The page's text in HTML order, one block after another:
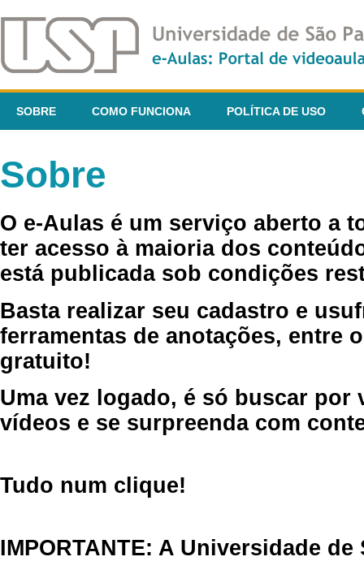
SOBRE COMO FUNCIONA POLÍTICA DE USO
Sobre
O e-Aulas é um serviço aberto a
ter acesso à maioria dos
está publicada sob condições
Basta realizar seu cadastro e
ferramentas de anotações, entre
gratuito!
Uma vez logado, é só buscar por
vídeos e se surpreenda com
Tudo num clique!
IMPORTANTE: A Universidade